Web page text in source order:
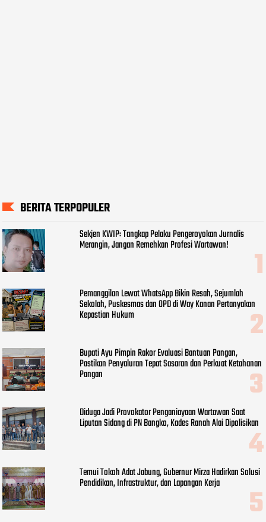
BERITA TERPOPULER
Sekjen KWIP: Tangkap Pelaku Pengeroyokan Jurnalis
Merangin, Jangan Remehkan Profesi Wartawan!
Pemanggilan Lewat WhatsApp Bikin Resah, Sejumlah
Sekolah, Puskesmas dan OPD di Way Kanan Pertanyakan
Kepastian Hukum
Bupati Ayu Pimpin Rakor Evaluasi Bantuan Pangan,
Pastikan Penyaluran Tepat Sasaran dan Perkuat Ketahanan
Pangan
Diduga Jadi Provokator Penganiayaan Wartawan Saat
Liputan Sidang di PN Bangko, Kades Ranah Alai Dipolisikan
Temui Tokoh Adat Jabung, Gubernur Mirza Hadirkan Solusi
Pendidikan, Infrastruktur, dan Lapangan Kerja